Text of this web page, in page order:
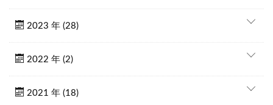
2023 年 (28)
2022 年 (2)
2021 年 (18)